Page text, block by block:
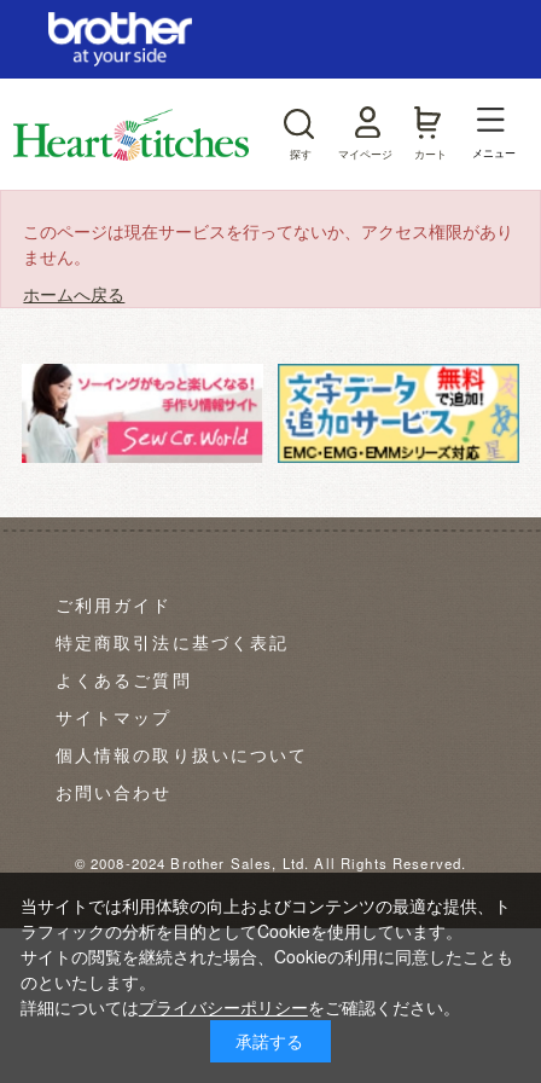
探す マイページ カート メニュー
このページは現在サービスを行ってないか、アクセス権限があり
ません。
ホームへ戻る
ご利用ガイド
特定商取引法に基づく表記
よくあるご質問
サイトマップ
個人情報の取り扱いについて
お問い合わせ
© 2008-2024 Brother Sales, Ltd. All Rights Reserved.
ログイン/新規会員登録
当サイトでは利用体験の向上およびコンテンツの最適な提供、ト
ラフィックの分析を目的としてCookieを使用しています。
サイトの閲覧を継続された場合、Cookieの利用に同意したことも
のといたします。
詳細についてはプライバシーポリシーをご確認ください。
承諾する